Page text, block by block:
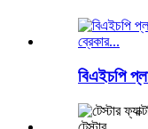
বিএইচপি